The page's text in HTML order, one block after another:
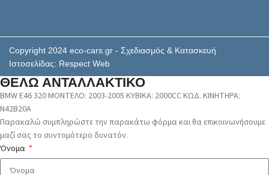
Copyright 2024 eco-cars.gr - Σχεδιασμός & Κατασκευή
Ιστοσελίδας: Respect Web
ΘΕΛΩ ΑΝΤΑΛΛΑΚΤΙΚΟ
BMW E46 320 ΜΟΝΤΕΛΟ: 2003-2005 ΚΥΒΙΚΑ: 2000CC ΚΩΔ. ΚΙΝΗΤΗΡΑ:
N42B20A
Παρακαλώ συμπληρώστε την παρακάτω φόρμα και θα επικοινωνήσουμε
μαζί σας το συντομότερο δυνατόν.
Όνομα